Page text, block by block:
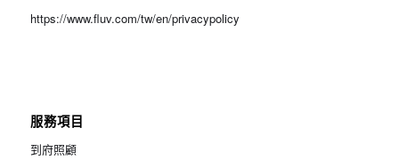
https://www.fluv.com/tw/en/privacypolicy
服務項目
到府照顧